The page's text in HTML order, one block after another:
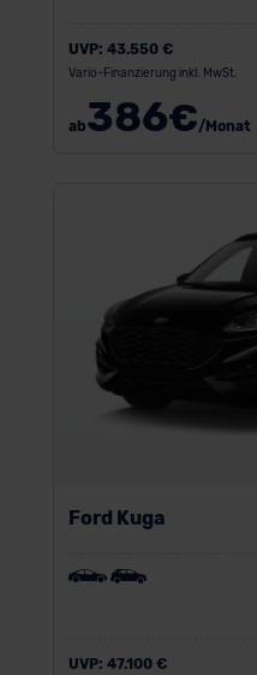
UVP: 43.550 €
Vario-Finanzierung inkl. MwSt.
ab386€/Monat
Ford Kuga
UVP: 47.100 €